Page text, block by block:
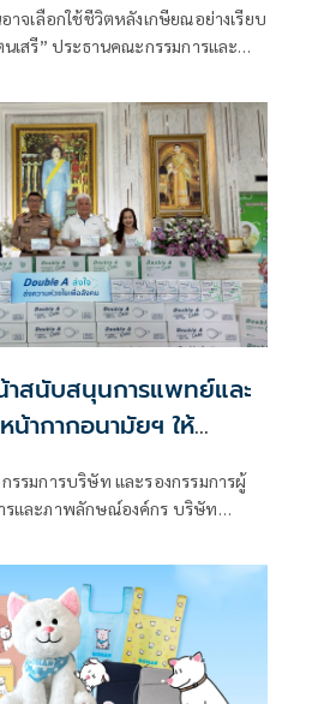
าจเลือกใช้ชีวิตหลังเกษียณอย่างเรียบ
เสรี” ประธานคณะกรรมการและ
าสนับสนุนการแพทย์และ
ากากอนามัยฯ ให้
รรมการบริษัท และรองกรรมการผู้
รและภาพลักษณ์องค์กร บริษัท
A Care รวมมูลค่า 351,000
พระนางเจ้าสิริกิติ์ กรมแพทย์ทหาร